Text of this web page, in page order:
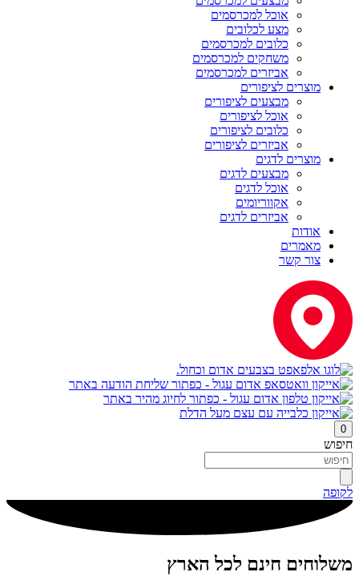
אוכל למכרסמים
מצע לכלובים
כלובים למכרסמים
משחקים למכרסמים
אביזרים למכרסמים
מוצרים לציפורים
מבצעים לציפורים
אוכל לציפורים
כלובים לציפורים
אביזרים לציפורים
מוצרים לדגים
מבצעים לדגים
אוכל לדגים
אקווריומים
אביזרים לדגים
אודות
מאמרים
צור קשר
0
חיפוש
לקופה
משלוחים חינם לכל הארץ